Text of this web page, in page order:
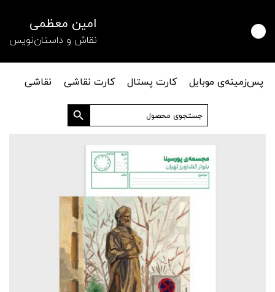
امین معظمی
نقاش و داستان‌نویس
پس‌زمینه‌ی موبایل کارت پستال کارت نقاشی
نقاشی
جستجو
برای:
دکمه جستجو